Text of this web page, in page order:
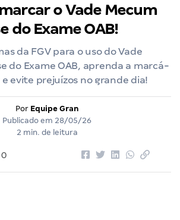
o Vade Mecum
do Exame OAB!
da FGV para o uso do Vade
do Exame OAB, aprenda a marcá-
evite prejuízos no grande dia!
Por Equipe Gran
Publicado em 28/05/26
2 min. de leitura
0